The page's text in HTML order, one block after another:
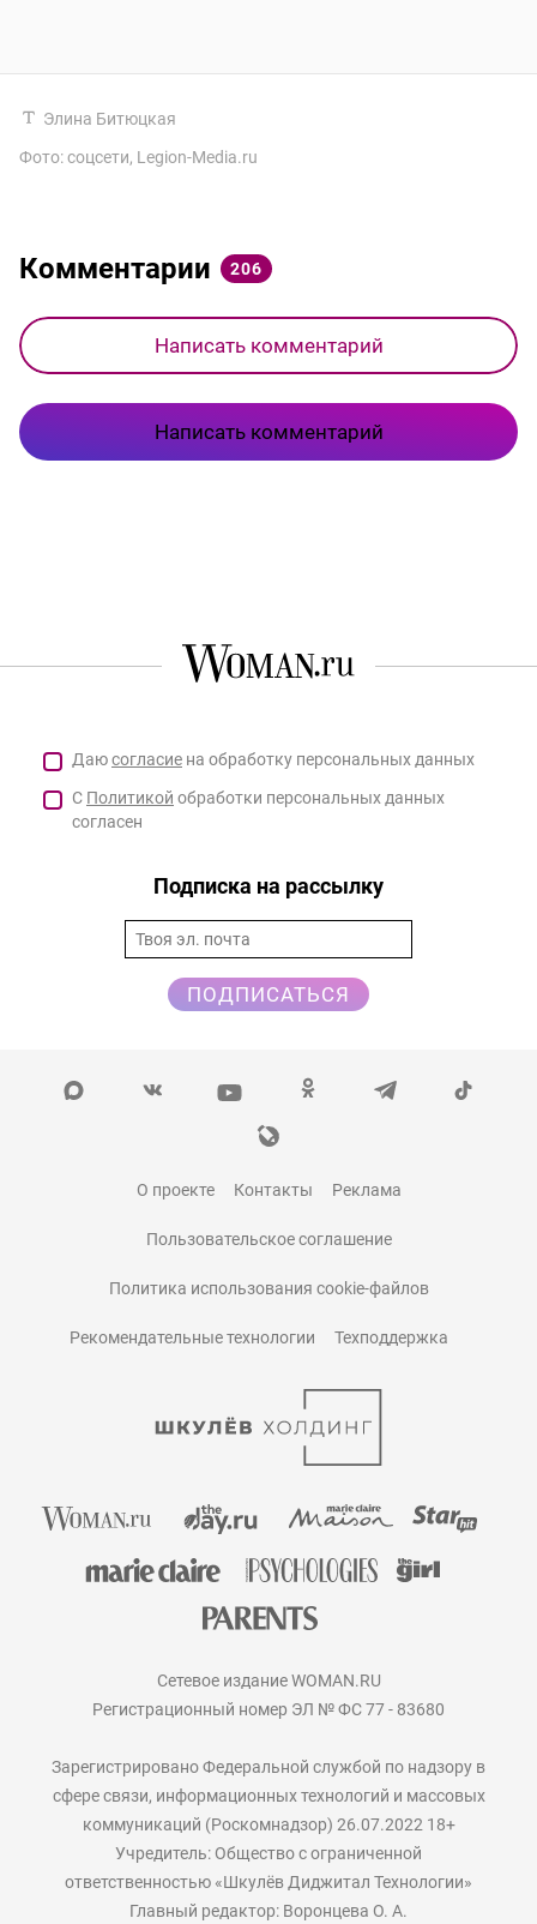
Элина Битюцкая
Фото: соцсети, Legion-Media.ru
Комментарии 206
Написать комментарий
Написать комментарий
Даюсогласие на обработку персональных данных
С Политикой обработки персональных данных
согласен
Подписка на рассылку
ПОДПИСАТЬСЯ
О проекте Контакты Реклама
Пользовательское соглашение
Политика использования cookie-файлов
Рекомендательные технологии Техподдержка
Сетевое издание WOMAN.RU
Регистрационный номер ЭЛ № ФС 77 - 83680
Зарегистрировано Федеральной службой по надзору в
сфере связи, информационных технологий и массовых
коммуникаций (Роскомнадзор) 26.07.2022 18+
Учредитель: Общество с ограниченной
ответственностью «Шкулёв Диджитал Технологии»
Главный редактор: Воронцева О. А.